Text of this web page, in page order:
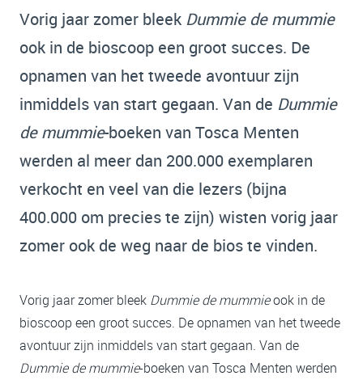
Vorig jaar zomer bleek Dummie de mummie
ook in de bioscoop een groot succes. De
opnamen van het tweede avontuur zijn
inmiddels van start gegaan. Van de Dummie
de mummie-boeken van Tosca Menten
werden al meer dan 200.000 exemplaren
verkocht en veel van die lezers (bijna
400.000 om precies te zijn) wisten vorig jaar
zomer ook de weg naar de bios te vinden.
Vorig jaar zomer bleek Dummie de mummieook in de
bioscoop een groot succes. De opnamen van het tweede
avontuur zijn inmiddels van start gegaan. Van de
Dummie de mummie-boeken van Tosca Menten werden